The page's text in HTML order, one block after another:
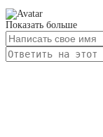
Показать больше